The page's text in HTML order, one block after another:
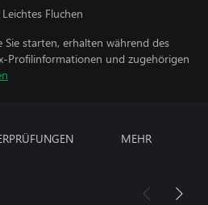
Fluchen
Sie starten, erhalten während des
Profilinformationen und zugehörigen
MEHR